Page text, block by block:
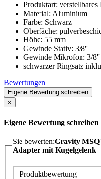
Produktart:
Material: Aluminium
Farbe: Schwarz
Oberfäche:
Höhe: 55 mm
Gewinde Stativ: 3/8''
Gewinde Mikrofon: 3/8''
schwarzer Ringsatz
Bewertungen
Eigene Bewertung schreiben
×
Eigene Bewertung schreiben
Sie bewerten:Gravity
Adapter mit Kugelgelenk
Produktbewertung